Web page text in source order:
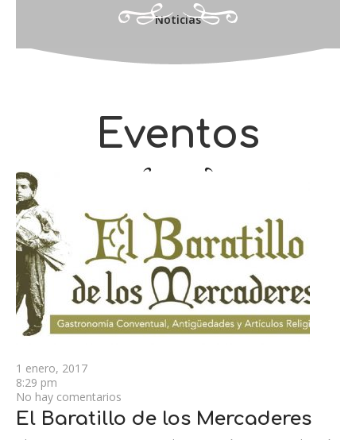
Noticias
Eventos
1 enero, 2017
8:29 pm
No hay comentarios
El Baratillo de los Mercaderes